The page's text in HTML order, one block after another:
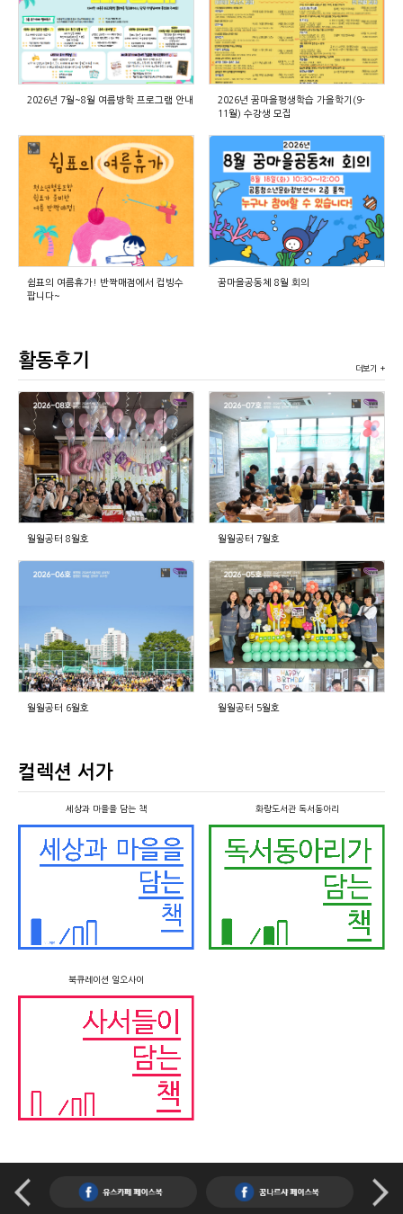
2026년 7월~8월 여름방학 프로그램 안내
2026년 꿈마을평생학습 가을학기(9-
11월) 수강생 모집
쉼표의 여름휴가! 반짝매점에서 컵빙수
팝니다~
꿈마을공동체 8월 회의
활동후기 더보기 +
월월공터 8월호 월월공터 7월호
월월공터 6월호 월월공터 5월호
컬렉션 서가
세상과 마을을 담는 책 화랑도서관 독서동아리
북큐레이션 일오사이